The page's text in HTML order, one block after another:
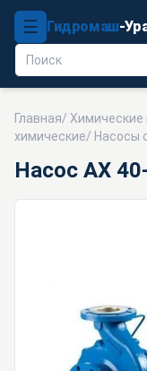
☰ Гидромаш-
Главная/ Химические
химические/ Насосы
Насос АХ